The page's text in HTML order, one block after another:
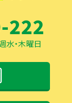
222
水・木曜日